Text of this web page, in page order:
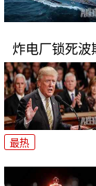
炸电厂锁死波
最热